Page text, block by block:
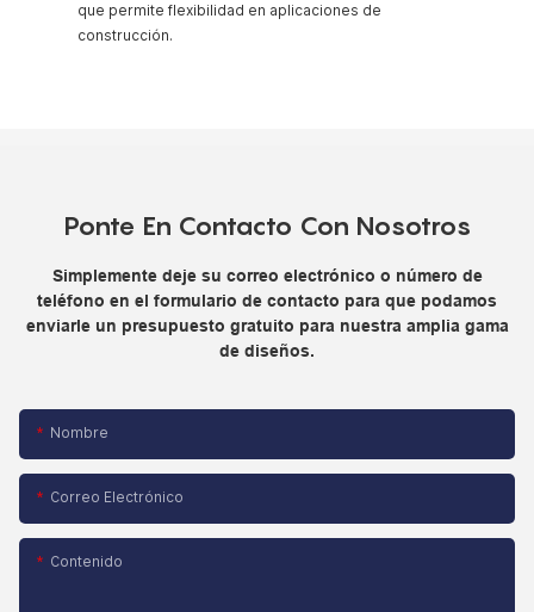
que permite flexibilidad en aplicaciones de
construcción.
Ponte En Contacto Con Nosotros
Simplemente deje su correo electrónico o número de
teléfono en el formulario de contacto para que podamos
enviarle un presupuesto gratuito para nuestra amplia gama
de diseños.
Nombre
Correo Electrónico
Contenido